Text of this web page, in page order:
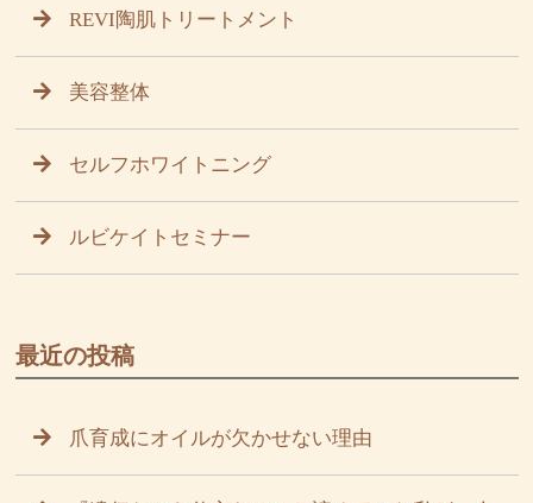
REVI陶肌トリートメント
美容整体
セルフホワイトニング
ルビケイトセミナー
最近の投稿
爪育成にオイルが欠かせない理由